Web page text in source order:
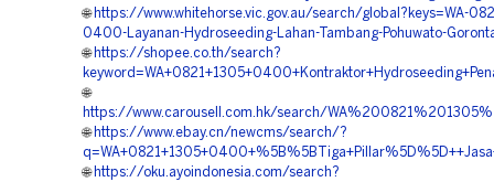
🌐 https://www.whitehorse.vic.gov.au/search/global?keys=WA-
0400-Layanan-Hydroseeding-Lahan-Tambang-Pohuwato-
🌐 https://shopee.co.th/search?
🌐
https://www.carousell.com.hk/search/
🌐 https://www.ebay.cn/newcms/search/?
🌐 https://oku.ayoindonesia.com/search?